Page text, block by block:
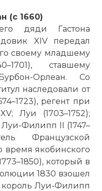
(с 1660)
дяди Гастона
XIV передал
своему младшему
ставшему
Орлеан. Со
наследовали от
регент при
Луи (1703–1752);
Филипп II (1747–
Французской
якобинского
который в
1830 взошел
король Луи-Филипп